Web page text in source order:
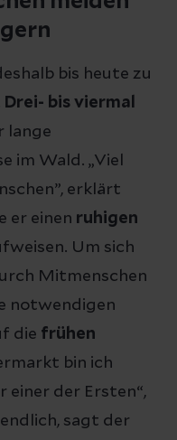
bis heute zu
Drei- bis viermal
lange
im Wald. „Viel
erklärt
er einen ruhigen
Um sich
Mitmenschen
notwendigen
die frühen
bin ich
einer der Ersten“,
sagt der